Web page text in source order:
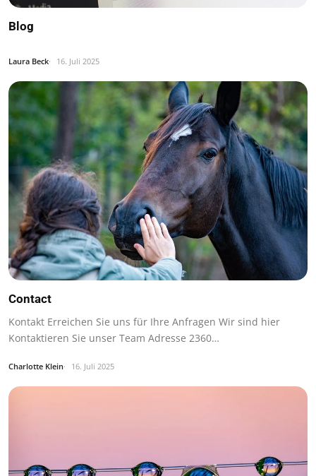
Blog
Laura Beck 16. Juli 2025
Contact
Kontakt Erreichen Sie uns für Ihre Anfragen Wir sind hier
Kontaktieren Sie unser Team Adresse 2360…
Charlotte Klein 16. Juli 2025